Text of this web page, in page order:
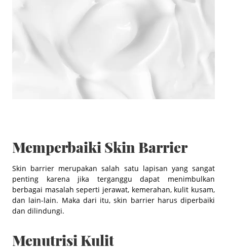
Memperbaiki Skin Barrier
Skin barrier merupakan salah satu lapisan yang sangat
penting karena jika terganggu dapat menimbulkan
berbagai masalah seperti jerawat, kemerahan, kulit kusam,
dan lain-lain. Maka dari itu, skin barrier harus diperbaiki
dan dilindungi.
Menutrisi Kulit